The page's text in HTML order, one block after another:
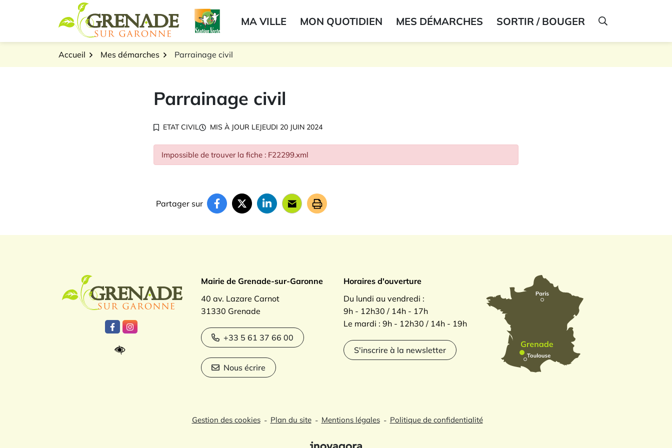
Logo Grenade sur GaronneMA VILLE MON QUOTIDIEN MES DÉMARCHES SORTIR / BOUGER AFFICHER LA
Accueil Mes démarches Parrainage civil
Parrainage civil
ETAT CIVIL MIS À JOUR LEJEUDI 20 JUIN 2024
Impossible de trouver la fiche : F22299.xml
Partager sur
Logo Grenade sur Garonne
Lien vers le compte Facebook
Lien vers le compte Instagram
Mairie de Grenade-sur-Garonne
40 av. Lazare Carnot
31330 Grenade
+33 5 61 37 66 00
Nous écrire
Horaires d'ouverture
Du lundi au vendredi :
9h - 12h30 / 14h - 17h
Le mardi : 9h - 12h30 / 14h - 19h
S'inscrire à la newsletter
Gestion des cookies Plan du site Mentions légales Politique de confidentialité